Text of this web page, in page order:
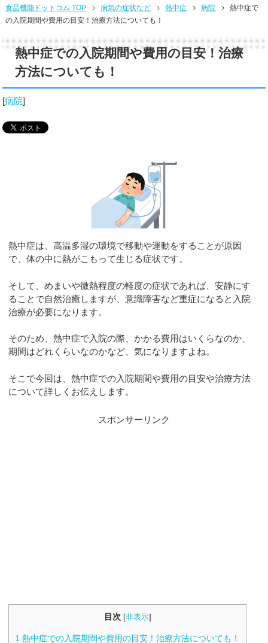
食品機能ドットコム TOP 病気の症状など 熱中症 病院
熱中症で
の入院期間や費用の目安！治療方法についても！
熱中症での入院期間や費用の目安！治療
方法についても！
[病院]
熱中症は、高温多湿の環境で移動や運動をすることが原因
で、体の中に熱がこもって生じる症状です。
そして、めまいや微熱程度の軽度の症状であれば、安静にす
ることで自然治癒しますが、意識障害など重症になると入院
治療が必要になります。
そのため、熱中症で入院の際、かかる費用はいくらなのか、
期間はどれくらいなのかなど、気になりますよね。
そこで今回は、熱中症での入院期間や費用の目安や治療方法
について詳しくお伝えします。
スポンサーリンク
目次 [非表示]
1 熱中症での入院期間や費用の目安！治療方法についても！